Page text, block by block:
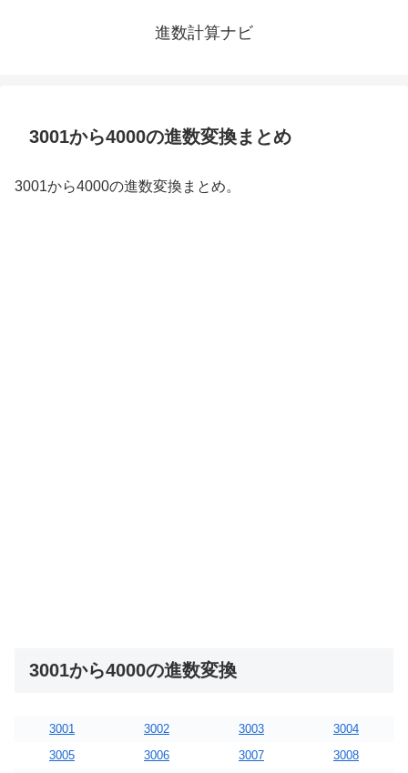
進数計算ナビ
3001から4000の進数変換まとめ
3001から4000の進数変換まとめ。
3001から4000の進数変換
3001 3002 3003
3004
3005
3006 3007
3008